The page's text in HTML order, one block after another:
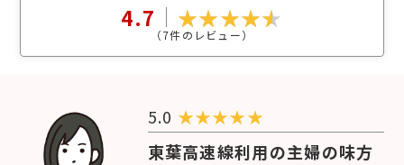
4.7
（7件のレビュー）
5.0 ★★★★★
東葉高速線利用の主婦の味方